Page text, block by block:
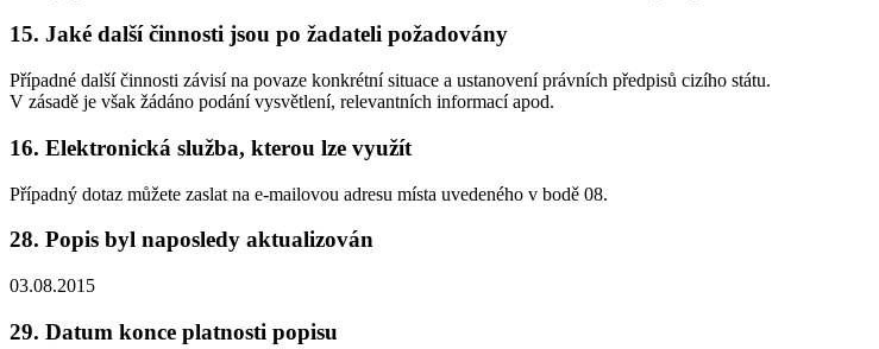
15. Jaké další činnosti jsou po žadateli požadovány
Případné další činnosti závisí na povaze konkrétní situace a ustanovení právních předpisů cizího státu.
V zásadě je však žádáno podání vysvětlení, relevantních informací apod.
16. Elektronická služba, kterou lze využít
Případný dotaz můžete zaslat na e-mailovou adresu místa uvedeného v bodě 08.
28. Popis byl naposledy aktualizován
03.08.2015
29. Datum konce platnosti popisu